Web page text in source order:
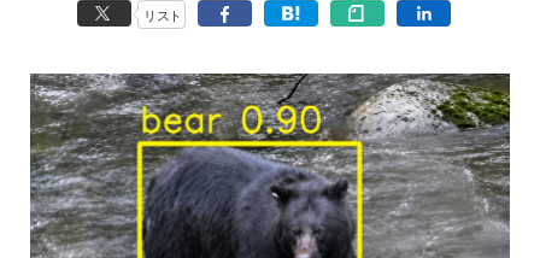
リスト